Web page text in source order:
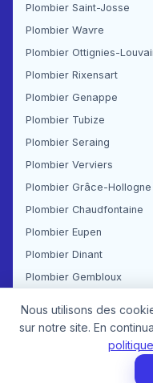
Plombier Saint-Josse
Plombier Wavre
Plombier Rixensart
Plombier Genappe
Plombier Tubize
Plombier Seraing
Plombier Verviers
Plombier Grâce-Hollogne
Plombier Chaudfontaine
Plombier Eupen
Plombier Dinant
Plombier Gembloux
Plombier Profondeville
Plombier Fosses-la-Ville
Nous utilisons des
sur notre site. En